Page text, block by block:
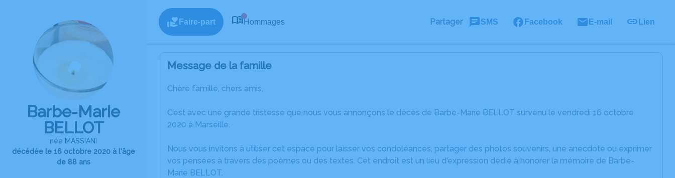
Barbe-Marie
BELLOT
née MASSIANI
décédée le 16 octobre 2020 à l'âge
de 88 ans
Faire-part Hommages Partager SMS Facebook E-mail Lien
Message de la famille
Chère famille, chers amis,
C’est avec une grande tristesse que nous vous annonçons le décès de Barbe-Marie BELLOT survenu le vendredi 16 octobre
2020 à Marseille.
Nous vous invitons à utiliser cet espace pour laisser vos condoléances, partager des photos souvenirs, une anecdote ou exprimer
vos pensées à travers des poèmes ou des textes. Cet endroit est un lieu d'expression dédié à honorer la mémoire de Barbe-
Marie BELLOT.